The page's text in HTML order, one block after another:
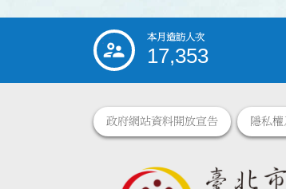
::: 本月造訪人次
17,353
政府網站資料開放宣告 隱私